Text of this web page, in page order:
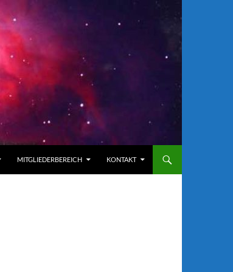
MITGLIEDERBEREICH KONTAKT